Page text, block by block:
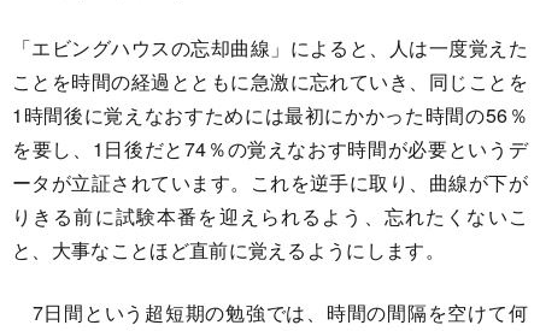
「エビングハウスの忘却曲線」によると、人は一度覚えた
ことを時間の経過とともに急激に忘れていき、同じことを
1時間後に覚えなおすためには最初にかかった時間の56％
を要し、1日後だと74％の覚えなおす時間が必要というデ
ータが立証されています。これを逆手に取り、曲線が下が
りきる前に試験本番を迎えられるよう、忘れたくないこ
と、大事なことほど直前に覚えるようにします。
7日間という超短期の勉強では、時間の間隔を空けて何